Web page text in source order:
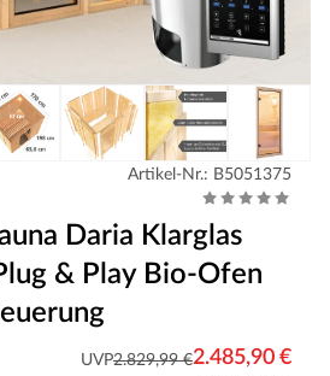
Artikel-Nr.: B5051375
Daria Klarglas
& Play Bio-Ofen
UVP2.829,99 €2.485,90 €